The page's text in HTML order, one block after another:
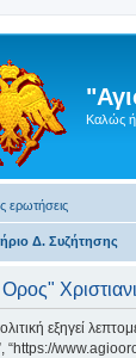
Καλώς
ερωτήσεις
Δ. Συζήτησης
Ορος"
εξηγεί